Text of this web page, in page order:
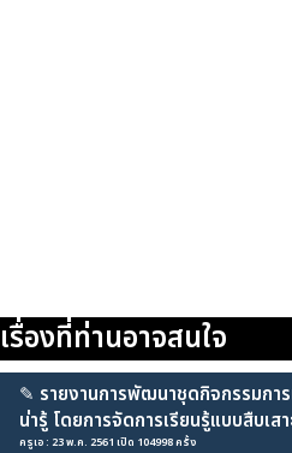
เรื่องที่ท่านอาจสนใจ
✎ รายงานการพัฒนาชุดกิจกรรมกา
น่ารู้ โดยการจัดการเรียนรู้แบบสืบเสา
ครูเอ : 23 พ.ค. 2561 เปิด 104998 ครั้ง